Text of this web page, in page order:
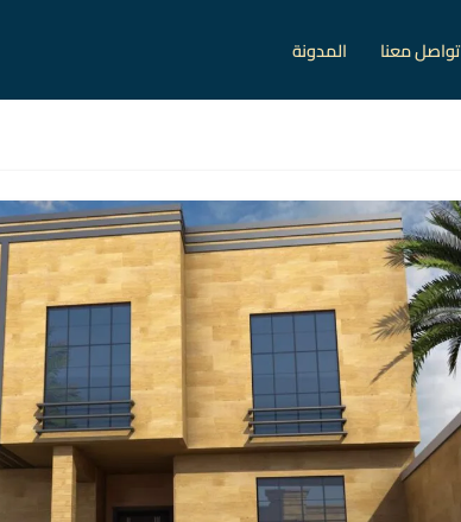
تواصل معنا المدونة